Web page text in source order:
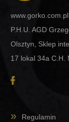
www.gorko.com.pl
P.H.U. AGD
Olsztyn, Sklep
17 lokal 34a C.H.
Regulamin